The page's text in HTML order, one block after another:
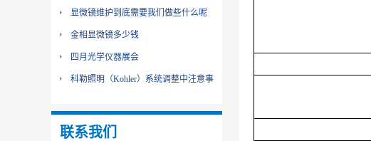
显微镜维护到底需要我们做些什么呢
金相显微镜多少钱
四月光学仪器展会
科勒照明（Kohler）系统调整中注意事
联系我们